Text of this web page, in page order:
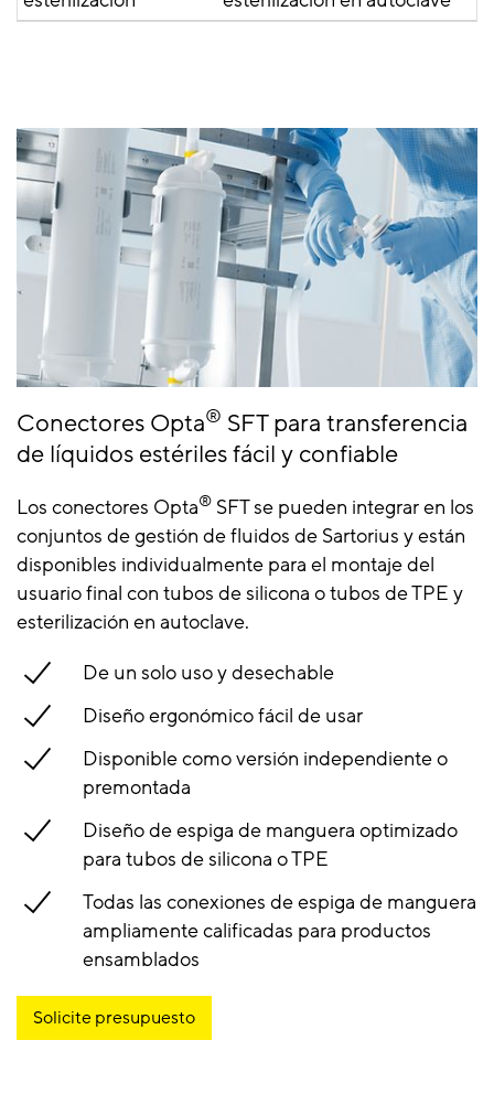
Conectores Opta® SFT para transferencia
de líquidos estériles fácil y confiable
Los conectores Opta® SFT se pueden integrar en los
conjuntos de gestión de fluidos de Sartorius y están
disponibles individualmente para el montaje del
usuario final con tubos de silicona o tubos de TPE y
esterilización en autoclave.
De un solo uso y desechable
Diseño ergonómico fácil de usar
Disponible como versión independiente o
premontada
Diseño de espiga de manguera optimizado
para tubos de silicona o TPE
Todas las conexiones de espiga de manguera
ampliamente calificadas para productos
ensamblados
Solicite presupuesto